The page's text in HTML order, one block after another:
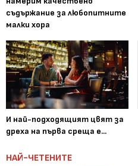
съдържание за любопитните
малки хора
И най-подходящият цвят за
дреха на първа среща е...
НАЙ-ЧЕТЕНИТЕ